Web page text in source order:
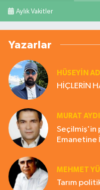
Aylık Vakitler
Yazarlar
HÜSEYIN
HİÇLERİN
MURAT
Seçilmiş'in
Emanetine
MEHMET
Tarım